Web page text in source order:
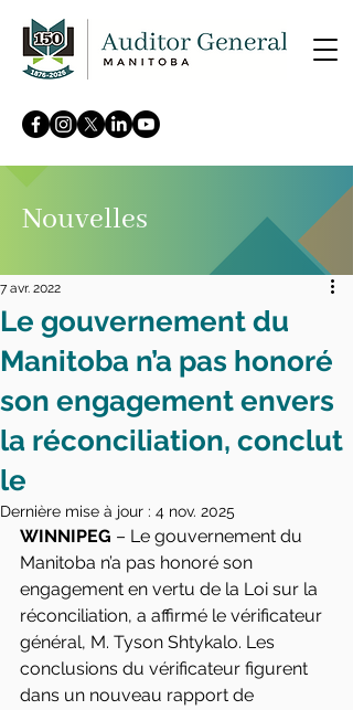
Nouvelles
Le gouvernement du
Manitoba n’a pas honoré
son engagement envers
la réconciliation, conclut
le
7 avr. 2022
Dernière mise à jour : 4 nov. 2025
WINNIPEG – Le gouvernement du
Manitoba n’a pas honoré son
engagement en vertu de la Loi sur la
réconciliation, a affirmé le vérificateur
général, M. Tyson Shtykalo. Les
conclusions du vérificateur figurent
dans un nouveau rapport de